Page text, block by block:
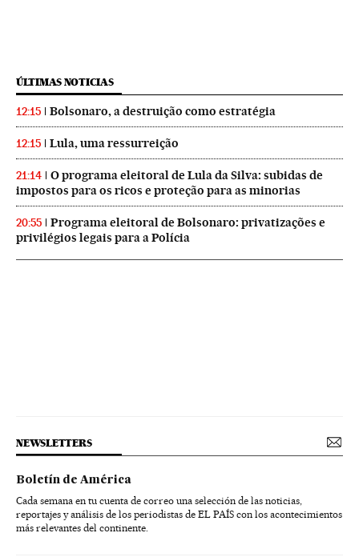
ÚLTIMAS NOTICIAS
12:15 Bolsonaro, a destruição como estratégia
12:15 Lula, uma ressurreição
21:14
O programa eleitoral de Lula da Silva: subidas de
impostos para os ricos e proteção para as minorias
20:55
Programa eleitoral de Bolsonaro: privatizações e
privilégios legais para a Polícia
NEWSLETTERS
Boletín de América
Cada semana en tu cuenta de correo una selección de las noticias,
reportajes y análisis de los periodistas de EL PAÍS con los acontecimientos
más relevantes del continente.